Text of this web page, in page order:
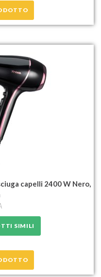
capelli 2400 W Nero,
SIMILI